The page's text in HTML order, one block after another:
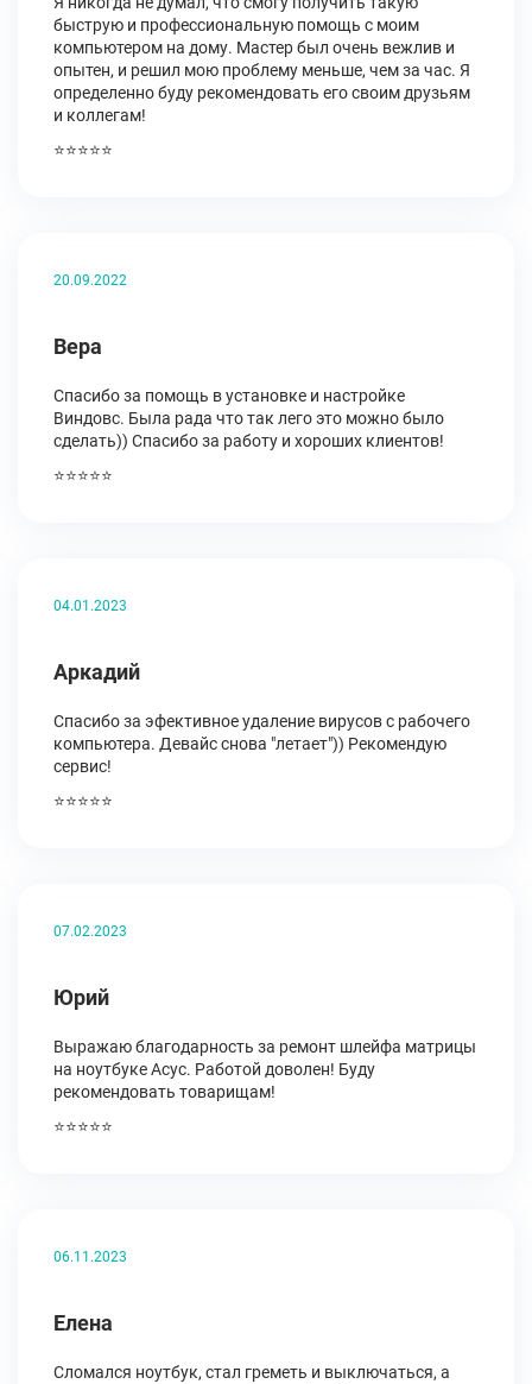
быструю и профессиональную помощь с моим
компьютером на дому. Мастер был очень вежлив и
опытен, и решил мою проблему меньше, чем за час. Я
определенно буду рекомендовать его своим друзьям
и коллегам!
⭐⭐⭐⭐⭐
20.09.2022
Вера
Спасибо за помощь в установке и настройке
Виндовс. Была рада что так лего это можно было
сделать)) Спасибо за работу и хороших клиентов!
⭐⭐⭐⭐⭐
04.01.2023
Аркадий
Спасибо за эфективное удаление вирусов с рабочего
компьютера. Девайс снова "летает")) Рекомендую
сервис!
⭐⭐⭐⭐⭐
07.02.2023
Юрий
Выражаю благодарность за ремонт шлейфа матрицы
на ноутбуке Асус. Работой доволен! Буду
рекомендовать товарищам!
⭐⭐⭐⭐⭐
06.11.2023
Елена
Сломался ноутбук, стал греметь и выключаться, а